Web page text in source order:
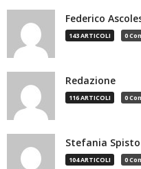
Federico
143 ARTICOLI 0
Redazione
116 ARTICOLI 0
Stefania Spisto
104 ARTICOLI 0